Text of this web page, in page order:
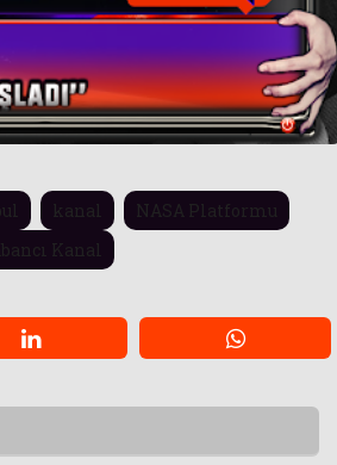
kanal
NASA Platformu
Kanal